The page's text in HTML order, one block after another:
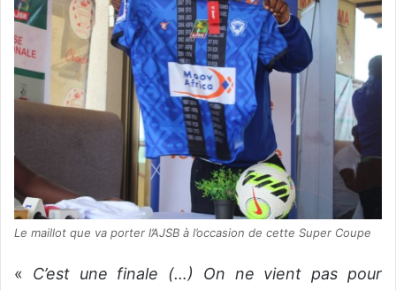
Le maillot que va porter l’AJSB à l’occasion de cette Super Coupe
« C’est une finale (…) On ne vient pas pour